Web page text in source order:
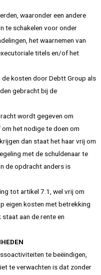
waaronder een andere
te schakelen voor onder
het waarnemen van
titels en/of het
kosten door Debtt Group als
gebracht bij de
wordt gegeven om
het nodige te doen om
dan staat het haar vrij om
met de schuldenaar te
de opdracht anders is
tot artikel 7.1, wel vrij om
eigen kosten met betrekking
aan de rente en
te beëindigen,
te verwachten is dat zonder